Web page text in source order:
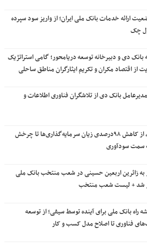
ارائه خدمات بانک ملی ایران؛ از واریز سود سپرده
چک
بانک دی و دبیرخانه توسعه دریامحور؛ گامی استراتژیک
از اقتصاد مکران و تکریم ایثارگران مناطق ساحلی
بانک دی از تلاشگران فناوری اطلاعات و
بانک دی، از کاهش ۹۸درصدی زیان سرمایه‌گذاری‌ها تا چرخش
سمت سودآوری
به زائرین اربعین حسینی در شعب منتخب بانک ملی
شد + لیست شعب منتخب
راه بانک ملی برای آینده توسط سیفی؛ از توسعه
فناوری تا اصلاح مدل کسب و کار